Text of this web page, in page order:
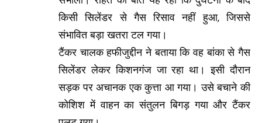
किसी सिलेंडर से गैस रिसाव नहीं हुआ, जिससे
संभावित बड़ा खतरा टल गया।
टैंकर चालक हफीजुद्दीन ने बताया कि वह बांका से गैस
सिलेंडर लेकर किशनगंज जा रहा था। इसी दौरान
सड़क पर अचानक एक कुत्ता आ गया। उसे बचाने की
कोशिश में वाहन का संतुलन बिगड़ गया और टैंकर